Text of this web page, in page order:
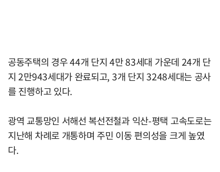
공동주택의 경우 44개 단지 4만 83세대 가운데 24개 단
지 2만943세대가 완료되고, 3개 단지 3248세대는 공사
를 진행하고 있다.
광역 교통망인 서해선 복선전철과 익산-평택 고속도로는
지난해 차례로 개통하며 주민 이동 편의성을 크게 높였
다.